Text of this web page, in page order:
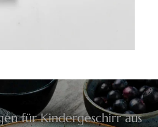
für Kindergeschirr aus